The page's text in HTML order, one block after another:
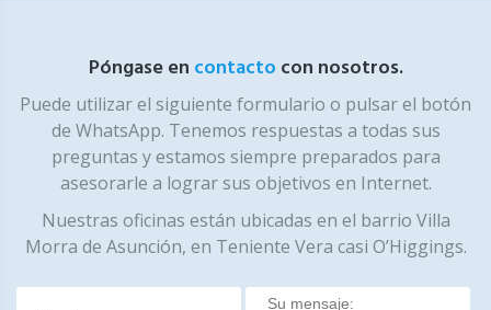
Póngase en contacto con nosotros.
Puede utilizar el siguiente formulario o pulsar el botón
de WhatsApp. Tenemos respuestas a todas sus
preguntas y estamos siempre preparados para
asesorarle a lograr sus objetivos en Internet.
Nuestras oficinas están ubicadas en el barrio Villa
Morra de Asunción, en Teniente Vera casi O’Higgings.